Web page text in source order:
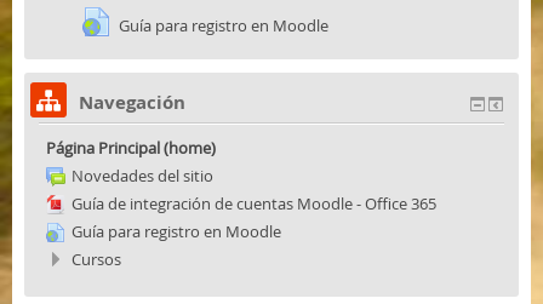
Guía para registro en Moodle
Navegación
Página Principal (home)
Novedades del sitio
Guía de integración de cuentas Moodle - Office 365
Guía para registro en Moodle
Cursos